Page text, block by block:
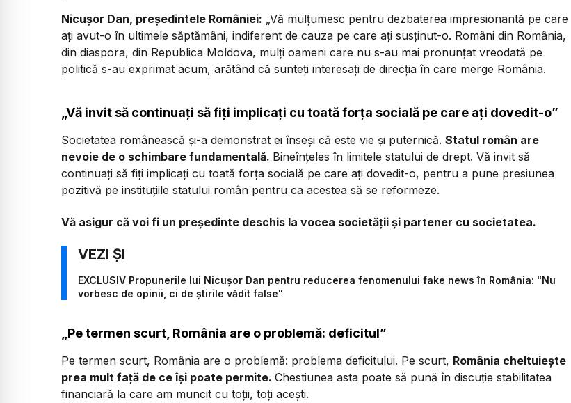
Nicușor Dan, președintele României: „Vă mulțumesc pentru dezbaterea impresionantă pe care
ați avut-o în ultimele săptămâni, indiferent de cauza pe care ați susținut-o. Români din România,
din diaspora, din Republica Moldova, mulți oameni care nu s-au mai pronunțat vreodată pe
politică s-au exprimat acum, arătând că sunteți interesați de direcția în care merge România.
„Vă invit să continuați să fiți implicați cu toată forța socială pe care ați dovedit-o”
Societatea românească și-a demonstrat ei înseși că este vie și puternică. Statul român are
nevoie de o schimbare fundamentală. Bineînțeles în limitele statului de drept. Vă invit să
continuați să fiți implicați cu toată forța socială pe care ați dovedit-o, pentru a pune presiunea
pozitivă pe instituțiile statului român pentru ca acestea să se reformeze.
Vă asigur că voi fi un președinte deschis la vocea societății și partener cu societatea.
EXCLUSIV Propunerile lui Nicușor Dan pentru reducerea fenomenului fake news în România: "Nu
vorbesc de opinii, ci de știrile vădit false"
„Pe termen scurt, România are o problemă: deficitul”
Pe termen scurt, România are o problemă: problema deficitului. Pe scurt, România cheltuiește
prea mult față de ce își poate permite. Chestiunea asta poate să pună în discuție stabilitatea
financiară la care am muncit cu toții, toți acești.